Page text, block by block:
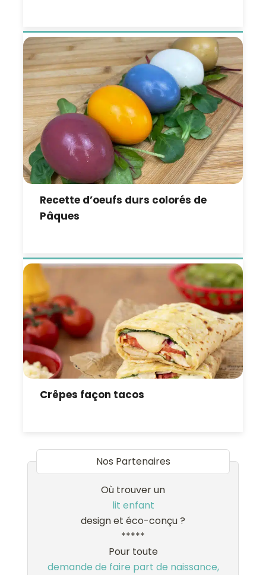
Recette d’oeufs durs colorés de
Pâques
Crêpes façon tacos
Nos Partenaires
Où trouver un
lit enfant
design et éco-conçu ?
*****
Pour toute
demande de faire part de naissance,